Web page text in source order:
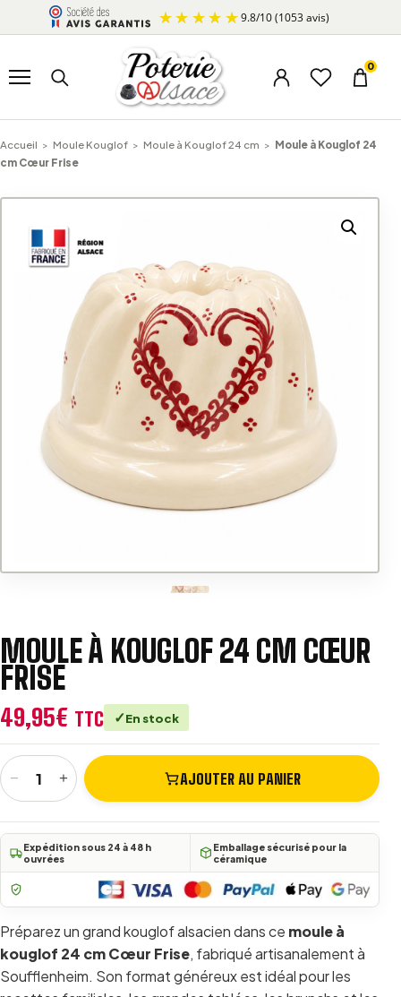
Aller au contenu 9.8/10(1053 avis)
Rechercher un produit
Menu du compte
Liste Panier
0
Accueil > Moule Kouglof > Moule à Kouglof 24 cm > Moule à Kouglof 24
cm Cœur Frise
MOULE À KOUGLOF 24 CM CŒUR
FRISE
49,95€ TTC En stock
quantité de Moule à Kouglof 24 cm Cœur Frise
− + AJOUTER AU PANIER
Expédition sous 24 à 48 h
ouvrées
Emballage sécurisé pour la
céramique
Préparez un grand kouglof alsacien dans ce moule à
kouglof 24 cm Cœur Frise, fabriqué artisanalement à
Soufflenheim. Son format généreux est idéal pour les